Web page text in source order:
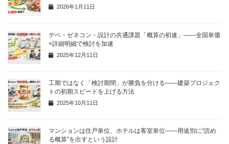
2026年1月11日
デベ・ゼネコン・設計の共通課題「概算の初速」——全国単価
×詳細明細で検討を加速
2025年12月11日
工期ではなく「検討期間」が勝負を分ける——建築プロジェク
トの初期スピードを上げる方法
2025年10月11日
マンションは住戸単位、ホテルは客室単位——用途別に“読め
る概算”を出すという設計